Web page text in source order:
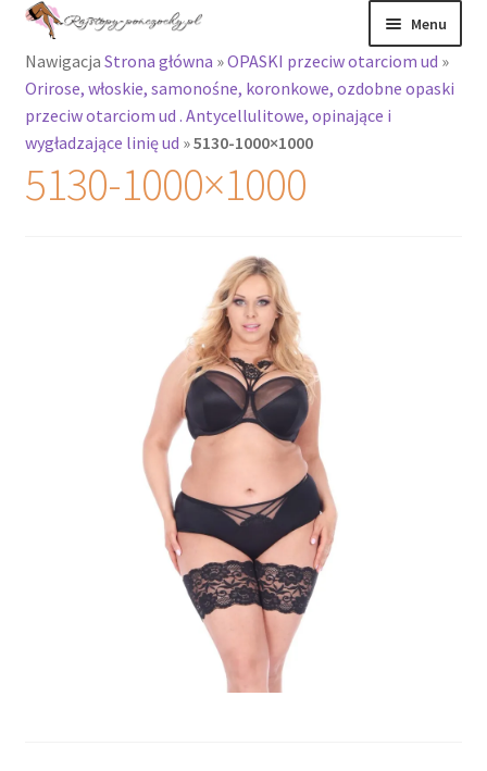
Przejdź
nawigacji
Przejdź
treści
Menu
Rajstopy
Rozwiń
menu
potomne
Rajstopy Orirose
Pończochy i
Rozwiń
menu
potomne
Nawigacja Strona główna »OPASKI przeciw otarciom ud »
Orirose, włoskie, samonośne, koronkowe, ozdobne opaski
przeciw otarciom ud . Antycellulitowe, opinające i
wygładzające linię ud »5130-1000×1000
5130-1000×1000